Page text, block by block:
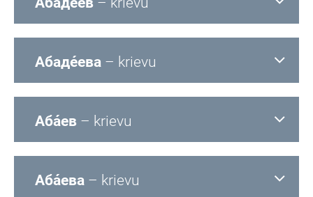
Абаде́ева – krievu
Аба́ев – krievu
Аба́ева – krievu